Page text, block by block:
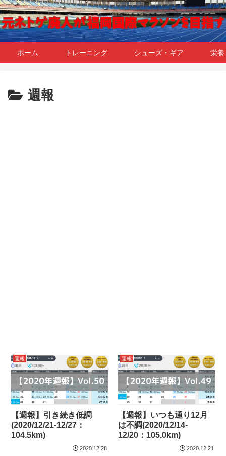
ホーム トレーニング シューズ・ギア 栄
週報
週報
【週報】引き続き低調
(2020/12/21-12/27：
104.5km)
2020.12.28
週報
【週報】いつも通り12月
は不調(2020/12/14-
12/20：105.0km)
2020.12.21